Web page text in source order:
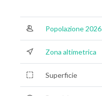
Popolazione 2026
Zona altimetrica
Superficie